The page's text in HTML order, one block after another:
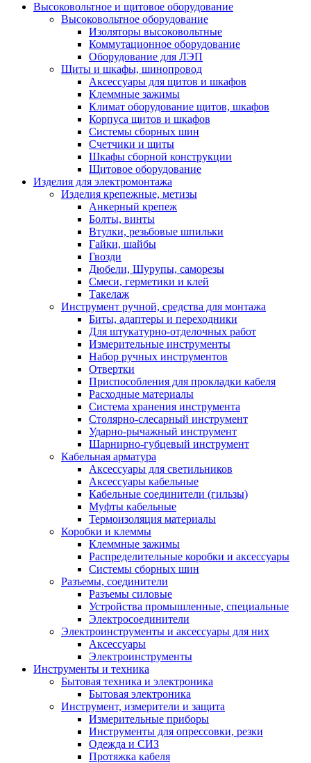
Высоковольтное и щитовое оборудование
Высоковольтное оборудование
Изоляторы высоковольтные
Коммутационное оборудование
Оборудование для ЛЭП
Щиты и шкафы, шинопровод
Аксессуары для щитов и шкафов
Клеммные зажимы
Климат оборудование щитов, шкафов
Корпуса щитов и шкафов
Системы сборных шин
Счетчики и щиты
Шкафы сборной конструкции
Щитовое оборудование
Изделия для электромонтажа
Изделия крепежные, метизы
Анкерный крепеж
Болты, винты
Втулки, резьбовые шпильки
Гайки, шайбы
Гвозди
Дюбели, Шурупы, саморезы
Смеси, герметики и клей
Такелаж
Инструмент ручной, средства для монтажа
Биты, адаптеры и переходники
Для штукатурно-отделочных работ
Измерительные инструменты
Набор ручных инструментов
Отвертки
Приспособления для прокладки кабеля
Расходные материалы
Система хранения инструмента
Столярно-слесарный инструмент
Ударно-рычажный инструмент
Шарнирно-губцевый инструмент
Кабельная арматура
Аксессуары для светильников
Аксессуары кабельные
Кабельные соединители (гильзы)
Муфты кабельные
Термоизоляция материалы
Коробки и клеммы
Клеммные зажимы
Распределительные коробки и аксессуары
Системы сборных шин
Разъемы, соединители
Разъемы силовые
Устройства промышленные, специальные
Электросоединители
Электроинструменты и аксессуары для них
Аксессуары
Электроинструменты
Инструменты и техника
Бытовая техника и электроника
Бытовая электроника
Инструмент, измерители и защита
Измерительные приборы
Инструменты для опрессовки, резки
Одежда и СИЗ
Протяжка кабеля